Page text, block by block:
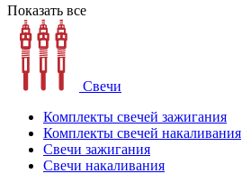
Показать все
Свечи
Комплекты свечей зажигания
Комплекты свечей накаливания
Свечи зажигания
Свечи накаливания